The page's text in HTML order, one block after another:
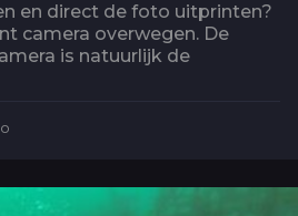
en direct de foto uitprinten?
camera overwegen. De
is natuurlijk de
a